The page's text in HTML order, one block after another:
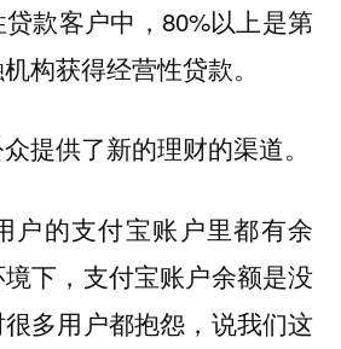
款客户中，80%以上是第
构获得经营性贷款。
提供了新的理财的渠道。
户的支付宝账户里都有余
下，支付宝账户余额是没
多用户都抱怨，说我们这